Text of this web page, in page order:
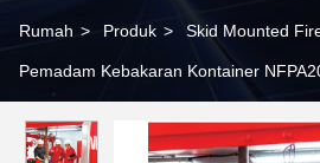
Rumah > Produk > Skid Mounted
Pemadam Kebakaran Kontainer